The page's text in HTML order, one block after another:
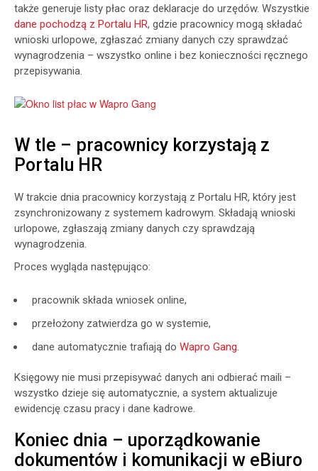
także generuje listy płac oraz deklaracje do urzędów. Wszystkie
dane pochodzą z Portalu HR, gdzie pracownicy mogą składać
wnioski urlopowe, zgłaszać zmiany danych czy sprawdzać
wynagrodzenia – wszystko online i bez konieczności ręcznego
przepisywania.
W tle – pracownicy korzystają z
Portalu HR
W trakcie dnia pracownicy korzystają z Portalu HR, który jest
zsynchronizowany z systemem kadrowym. Składają wnioski
urlopowe, zgłaszają zmiany danych czy sprawdzają
wynagrodzenia.
Proces wygląda następująco:
pracownik składa wniosek online,
przełożony zatwierdza go w systemie,
dane automatycznie trafiają do Wapro Gang.
Księgowy nie musi przepisywać danych ani odbierać maili –
wszystko dzieje się automatycznie, a system aktualizuje
ewidencję czasu pracy i dane kadrowe.
Koniec dnia – uporządkowanie
dokumentów i komunikacji w eBiuro